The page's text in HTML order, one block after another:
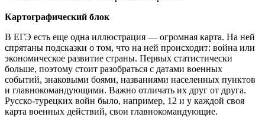
Картографический блок
В ЕГЭ есть еще одна иллюстрация — огромная карта. На ней
спрятаны подсказки о том, что на ней происходит: война или
экономическое развитие страны. Первых статистически
больше, поэтому стоит разобраться с датами военных
событий, знаковыми боями, названиями населенных пунктов
и главнокомандующими. Важно отличать их друг от друга.
Русско-турецких войн было, например, 12 и у каждой своя
карта военных действий, свои главнокомандующие.